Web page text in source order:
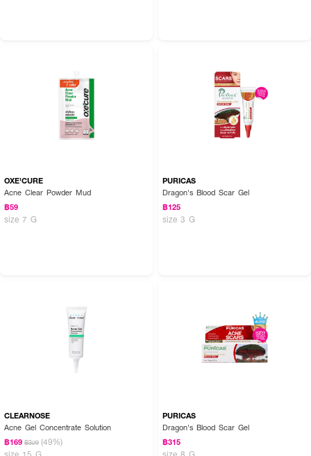
OXE'CURE
Acne Clear Powder Mud
฿59
size 7 G
PURICAS
Dragon's Blood Scar Gel
฿125
size 3 G
CLEARNOSE
Acne Gel Concentrate Solution
฿169 ฿329 (49%)
size 15 G
PURICAS
Dragon's Blood Scar Gel
฿315
size 8 G